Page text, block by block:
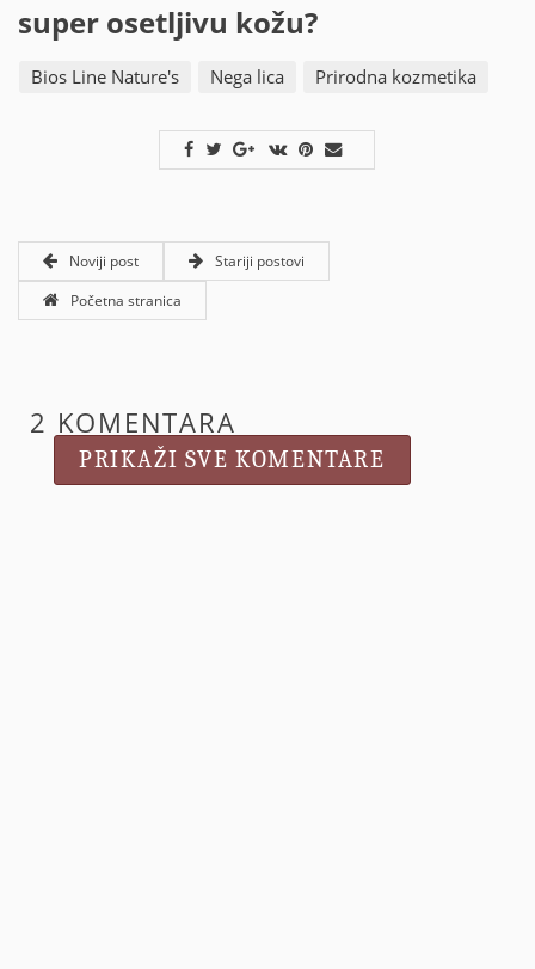
super osetljivu kožu?
Bios Line Nature's Nega lica Prirodna kozmetika
Noviji post
Stariji postovi
Početna stranica
2 KOMENTARA
PRIKAŽI SVE KOMENTARE